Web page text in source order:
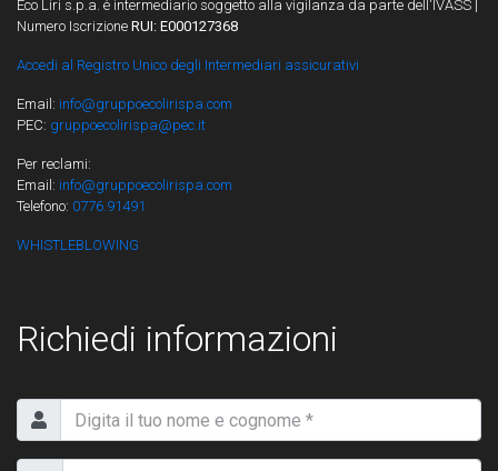
Eco Liri s.p.a. è intermediario soggetto alla vigilanza da parte dell'IVASS |
Numero Iscrizione RUI: E000127368
Accedi al Registro Unico degli Intermediari assicurativi
Email: info@gruppoecolirispa.com
PEC: gruppoecolirispa@pec.it
Per reclami:
Email: info@gruppoecolirispa.com
Telefono: 0776.91491
WHISTLEBLOWING
Richiedi informazioni